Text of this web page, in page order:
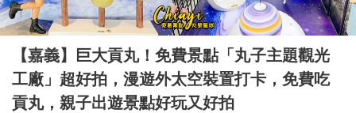
【嘉義】巨大貢丸！免費景點「丸子主題觀光
工廠」超好拍，漫遊外太空裝置打卡，免費吃
貢丸，親子出遊景點好玩又好拍